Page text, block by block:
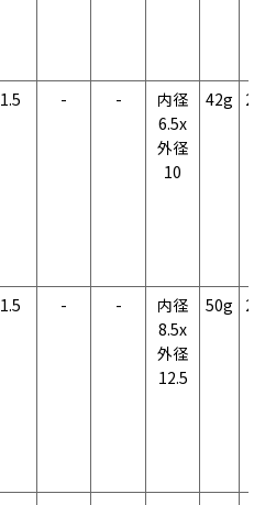
1.5 - -
内径
6.5x
外径
10
42g
1.5 - -
内径
8.5x
外径
12.5
50g